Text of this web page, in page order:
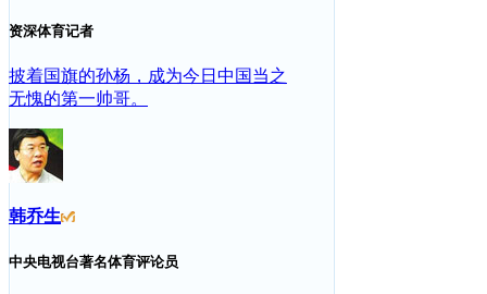
资深体育记者
披着国旗的孙杨，成为今日中国当之
无愧的第一帅哥。
韩乔生
中央电视台著名体育评论员